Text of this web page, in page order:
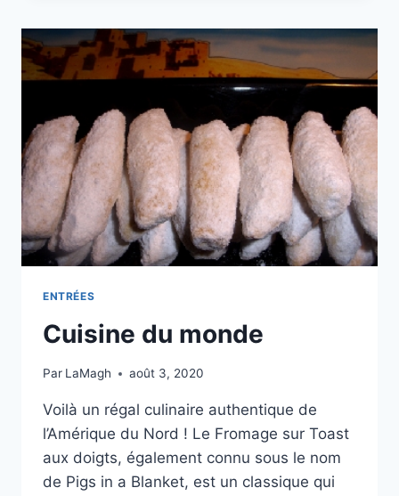
ENTRÉES
Cuisine du monde
Par LaMagh août 3, 2020
Voilà un régal culinaire authentique de
l’Amérique du Nord ! Le Fromage sur Toast
aux doigts, également connu sous le nom
de Pigs in a Blanket, est un classique qui